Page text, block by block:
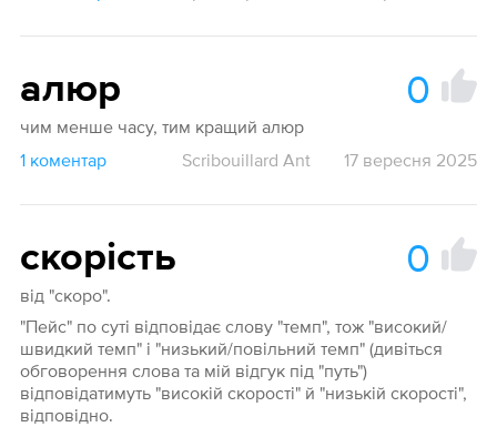
алюр 0
чим менше часу, тим кращий алюр
1 коментар
Scribouillard Ant 17 вересня 2025
скорість 0
від "скоро".
"Пейс" по суті відповідає слову "темп", тож "високий/
швидкий темп" і "низький/повільний темп" (дивіться
обговорення слова та мій відгук під "путь")
відповідатимуть "високій скорості" й "низькій скорості",
відповідно.